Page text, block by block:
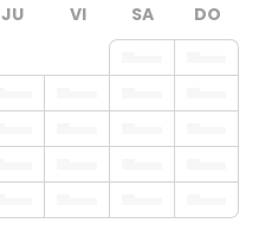
JU VI SA DO